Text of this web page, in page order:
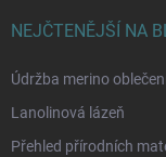
NEJČTENĚJŠÍ NA
Údržba merino
Lanolinová lázeň
Přehled přírodních